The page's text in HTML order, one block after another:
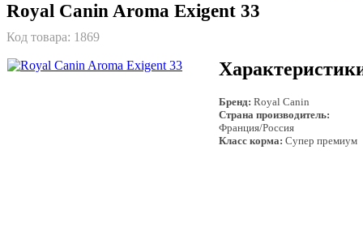
Royal Canin Aroma Exigent 33
Код товара: 1869
Бренд: Royal Canin
Страна производитель:
Франция/Россия
Класс корма: Супер премиум